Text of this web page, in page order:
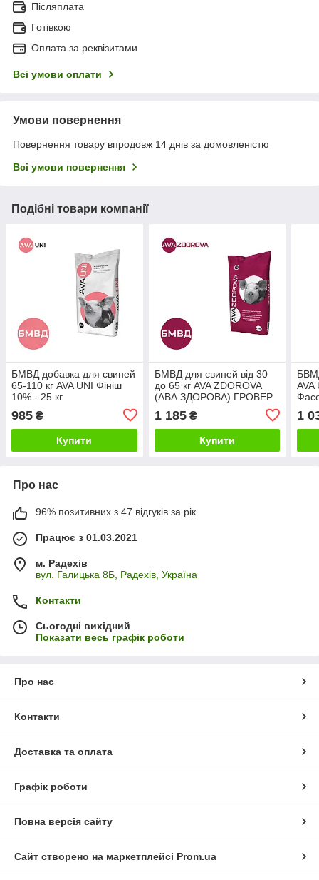
Післяплата
Готівкою
Оплата за реквізитами
Всі умови оплати
Умови повернення
Повернення товару впродовж 14 днів за домовленістю
Всі умови повернення
Подібні товари компанії
БМВД добавка для свиней
65-110 кг AVA UNI Фініш
10% - 25 кг
985 ₴
Купити
БМВД для свиней від 30
до 65 кг AVA ZDOROVA
(АВА ЗДОРОВА) ГРОВЕР
упаковка 25 кг.
1 185₴
Купити
AVA
1
Про нас
96% позитивних з 47 відгуків за рік
Працює з 01.03.2021
м. Радехів
вул. Галицька 8Б, Радехів, Україна
Контакти
Сьогодні вихідний
Показати весь графік роботи
Про нас
Контакти
Доставка та оплата
Графік роботи
Повна версія сайту
Сайт створено на маркетплейсі Prom.ua